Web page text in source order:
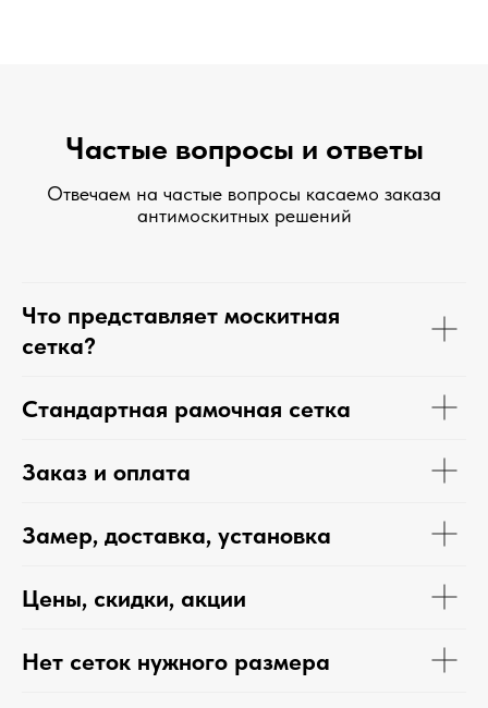
Частые вопросы и ответы
Отвечаем на частые вопросы касаемо заказа
антимоскитных решений
Что представляет москитная
сетка?
Стандартная рамочная сетка
Заказ и оплата
Замер, доставка, установка
Цены, скидки, акции
Нет сеток нужного размера